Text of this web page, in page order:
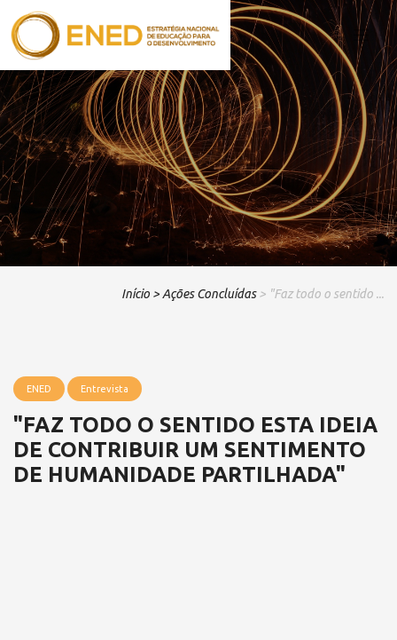
Início > Ações Concluídas > "Faz todo o sentido ...
ENED Entrevista
"FAZ TODO O SENTIDO ESTA IDEIA
DE CONTRIBUIR UM SENTIMENTO
DE HUMANIDADE PARTILHADA"